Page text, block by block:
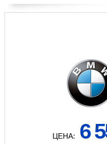
ЦЕНА: 6